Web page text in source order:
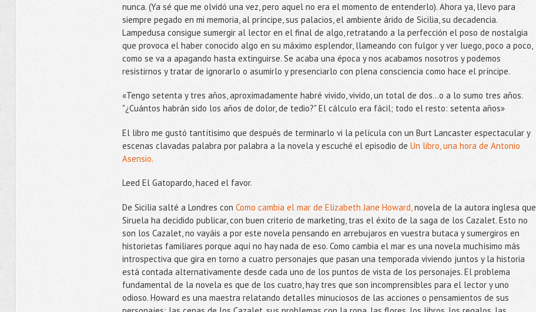
nunca. (Ya sé que me olvidó una vez, pero aquel no era el momento de entenderlo). Ahora ya, llevo para
siempre pegado en mi memoria, al príncipe, sus palacios, el ambiente árido de Sicilia, su decadencia.
Lampedusa consigue sumergir al lector en el final de algo, retratando a la perfección el poso de nostalgia
que provoca el haber conocido algo en su máximo esplendor, llameando con fulgor y ver luego, poco a poco,
como se va a apagando hasta extinguirse. Se acaba una época y nos acabamos nosotros y podemos
resistirnos y tratar de ignorarlo o asumirlo y presenciarlo con plena consciencia como hace el príncipe.
«Tengo setenta y tres años, aproximadamente habré vivido, vivido, un total de dos...o a lo sumo tres años.
"¿Cuántos habrán sido los años de dolor, de tedio?" El cálculo era fácil; todo el resto: setenta años»
El libro me gustó tantítisimo que después de terminarlo vi la película con un Burt Lancaster espectacular y
escenas clavadas palabra por palabra a la novela y escuché el episodio de Un libro, una hora de Antonio
Asensio.
Leed El Gatopardo, haced el favor.
De Sicilia salté a Londres con Como cambia el mar de Elizabeth Jane Howard, novela de la autora inglesa que
Siruela ha decidido publicar, con buen criterio de marketing, tras el éxito de la saga de los Cazalet. Esto no
son los Cazalet, no vayáis a por este novela pensando en arrebujaros en vuestra butaca y sumergiros en
historietas familiares porque aquí no hay nada de eso. Como cambia el mar es una novela muchísimo más
introspectiva que gira en torno a cuatro personajes que pasan una temporada viviendo juntos y la historia
está contada alternativamente desde cada uno de los puntos de vista de los personajes. El problema
fundamental de la novela es que de los cuatro, hay tres que son incomprensibles para el lector y uno
odioso. Howard es una maestra relatando detalles minuciosos de las acciones o pensamientos de sus